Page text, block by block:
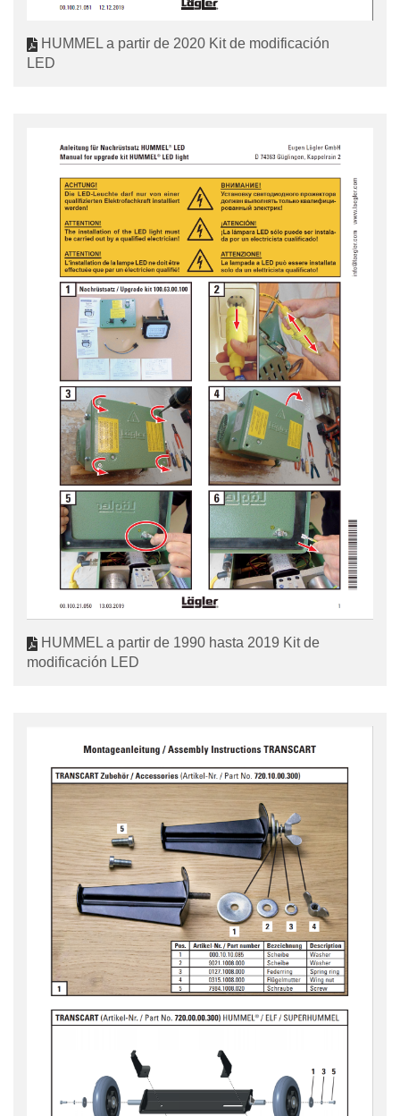
HUMMEL a partir de 2020 Kit de modificación
LED
HUMMEL a partir de 1990 hasta 2019 Kit de
modificación LED